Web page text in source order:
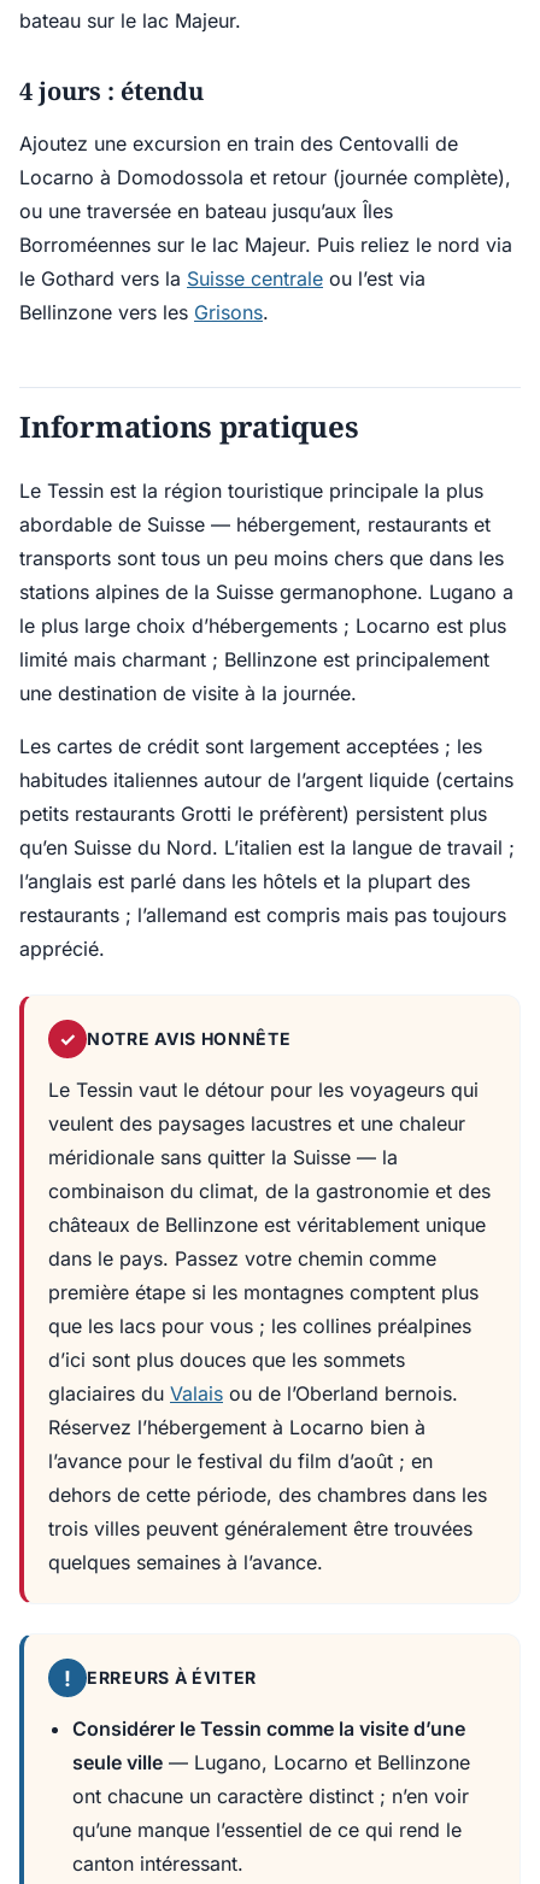
bateau sur le lac Majeur.
4 jours : étendu
Ajoutez une excursion en train des Centovalli de
Locarno à Domodossola et retour (journée complète),
ou une traversée en bateau jusqu’aux Îles
Borroméennes sur le lac Majeur. Puis reliez le nord via
le Gothard vers la Suisse centrale ou l’est via
Bellinzone vers les Grisons.
Informations pratiques
Le Tessin est la région touristique principale la plus
abordable de Suisse — hébergement, restaurants et
transports sont tous un peu moins chers que dans les
stations alpines de la Suisse germanophone. Lugano a
le plus large choix d’hébergements ; Locarno est plus
limité mais charmant ; Bellinzone est principalement
une destination de visite à la journée.
Les cartes de crédit sont largement acceptées ; les
habitudes italiennes autour de l’argent liquide (certains
petits restaurants Grotti le préfèrent) persistent plus
qu’en Suisse du Nord. L’italien est la langue de travail ;
l’anglais est parlé dans les hôtels et la plupart des
restaurants ; l’allemand est compris mais pas toujours
apprécié.
✓ NOTRE AVIS HONNÊTE
Le Tessin vaut le détour pour les voyageurs qui
veulent des paysages lacustres et une chaleur
méridionale sans quitter la Suisse — la
combinaison du climat, de la gastronomie et des
châteaux de Bellinzone est véritablement unique
dans le pays. Passez votre chemin comme
première étape si les montagnes comptent plus
que les lacs pour vous ; les collines préalpines
d’ici sont plus douces que les sommets
glaciaires du Valais ou de l’Oberland bernois.
Réservez l’hébergement à Locarno bien à
l’avance pour le festival du film d’août ; en
dehors de cette période, des chambres dans les
trois villes peuvent généralement être trouvées
quelques semaines à l’avance.
! ERREURS À ÉVITER
Considérer le Tessin comme la visite d’une
seule ville — Lugano, Locarno et Bellinzone
ont chacune un caractère distinct ; n’en voir
qu’une manque l’essentiel de ce qui rend le
canton intéressant.